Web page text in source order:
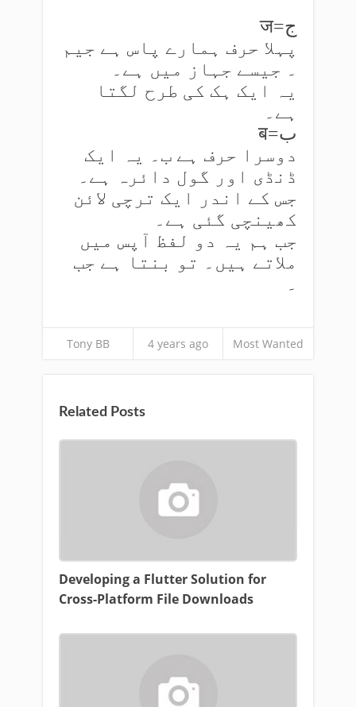
ज=ج
پہلا حرف ہمارے پاس ہے جیم
۔ جیسے جہاز میں ہے۔
یہ ایک ہک کی طرح لگتا
ہے۔
ब=ب
دوسرا حرف ہے ب۔ یہ ایک
ڈنڈی اور گول دائرہ ہے۔
جس کے اندر ایک ترچی لائن
کھینچی گئی ہے۔
جب ہم یہ دو لفظ آپس میں
ملاتے ہیں۔ تو بنتا ہے جب
۔
Tony BB 4 years ago Most Wanted
Related Posts
Developing a Flutter Solution for
Cross-Platform File Downloads